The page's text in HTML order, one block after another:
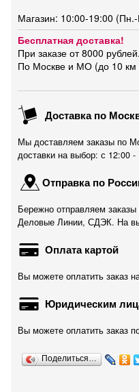
Магазин: 10:00-19:00
Бесплатная доставка!
При заказе от 8000 рублей.
По Москве и МО (до 10
Доставка по
Мы доставляем заказы по
доставки на выбор: с 12:00
Отправка по
Бережно отправляем
Деловые Линии, СДЭК. На
Оплата картой
Вы можете оплатить заказ
Юридическим
Вы можете оплатить заказ
Поделиться…